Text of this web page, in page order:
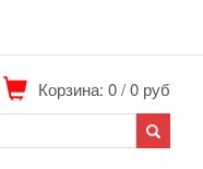
Корзина: 0/0 руб